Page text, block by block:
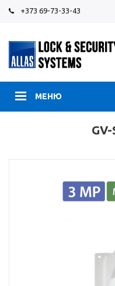
+373 69-73-33-43
МЕНЮ